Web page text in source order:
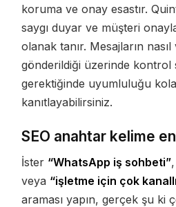
koruma ve onay esastır.
saygı duyar ve müşteri
olanak tanır. Mesajların
gönderildiği üzerinde kontrol
gerektiğinde uyumluluğu
kanıtlayabilirsiniz.
SEO anahtar kelime
İster “WhatsApp iş sohbeti”,
veya “işletme için çok
araması yapın, gerçek şu ki